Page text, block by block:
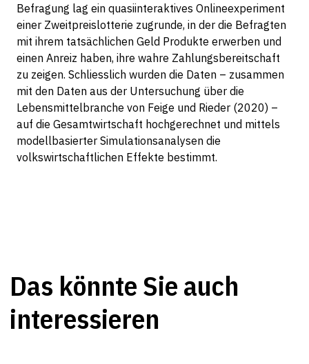
Befragung lag ein quasiinteraktives Onlineexperiment
einer Zweitpreislotterie zugrunde, in der die Befragten
mit ihrem tatsächlichen Geld Produkte erwerben und
einen Anreiz haben, ihre wahre Zahlungsbereitschaft
zu zeigen. Schliesslich wurden die Daten – zusammen
mit den Daten aus der Untersuchung über die
Lebensmittelbranche von Feige und Rieder (2020) –
auf die Gesamtwirtschaft hochgerechnet und mittels
modellbasierter Simulationsanalysen die
volkswirtschaftlichen Effekte bestimmt.
Das könnte Sie auch
interessieren